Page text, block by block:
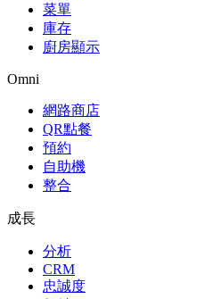
菜單
庫存
廚房顯示
Omni
網路商店
QR點餐
預約
自助機
整合
成長
分析
CRM
忠誠度